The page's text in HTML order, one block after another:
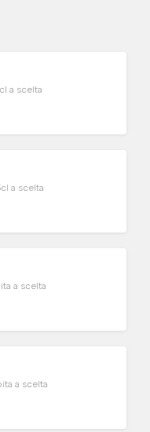
a scelta
a scelta
a scelta
a scelta